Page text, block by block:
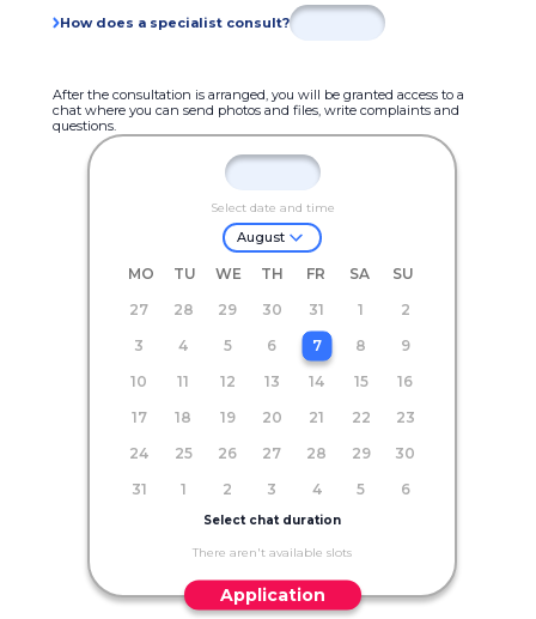
How does a specialist consult?
After the consultation is arranged, you will be granted access to a
chat where you can send photos and files, write complaints and
questions.
Select date and time
August
MO TU WE TH FR SA
SU
27
28 29 30 31 1
2
3
4 5 6 7 8
9
10
11 12 13 14 15
16
17
18 19 20 21 22
23
24
25 26 27 28 29
30
31
1 2 3 4 5 6
Select chat duration
There aren't available slots
Application